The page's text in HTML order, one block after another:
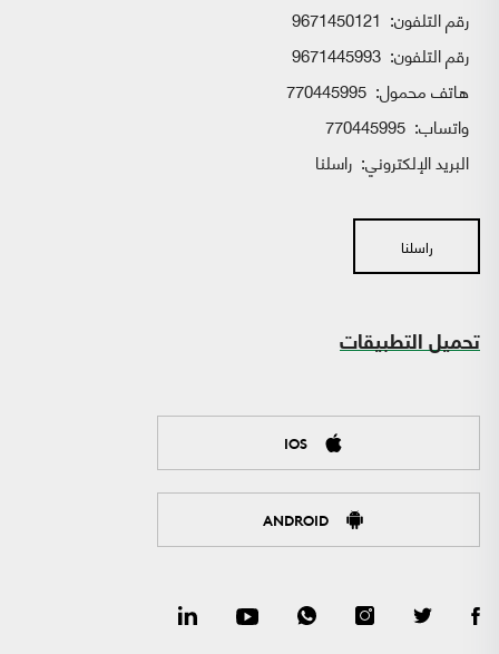
رقم التلفون: 9671450121
رقم التلفون: 9671445993
هاتف محمول: 770445995
واتساب:
البريد الإلكتروني: راسلنا
راسلنا
تحميل التطبيقات
IOS
ANDROID